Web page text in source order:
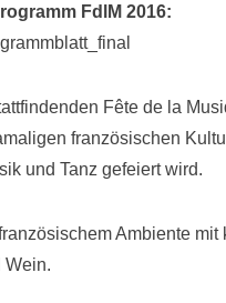
FdlM 2016:
Fête de la
französischen
und Tanz gefeiert wird.
Ambiente
Wein.